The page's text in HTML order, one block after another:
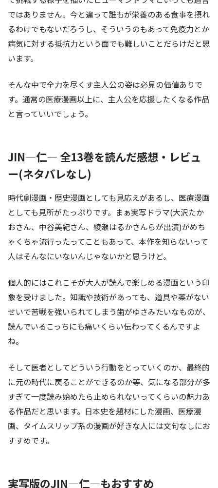
ではありません。今と違って誰もが栄養のある食事を摂れ
るわけでもないだろうし、そういうのもあって免疫力とか
病気に対する抵抗力という面でも難しいことだらけだと思
います。
そんな中で全力を尽くす主人公の姿は必見の価値ありで
す。通常の医療漫画以上に、主人公を応援したくなる作品
と言っていいでしょう。
JIN―仁― 全13巻を読んだ感想・レビュ
ー(ネタバレなし)
時代劇漫画・歴史漫画としても見応えがあるし、医療漫画
としても見所がたっぷりです。まぁ実写ドラマ(大沢たか
おさん、中谷美紀さん、綾瀬はるかさんらが出演)がめち
ゃくちゃ流行ったってこともあって、本作を知らないって
人はそんなにいないんじゃないかと思うけど。
個人的にはこれこそが大人が読んで楽しめる漫画という印
象を受けました。知識や技術があっても、道具や薬がない
せいで苦戦を強いられてしまう歯がゆさみたいなものが、
読んでいるこっちにも痛いくらい伝わってくるんですよ
ね。
そして医者としてどういう行動をとっていくのか、最終的
に元の時代に戻ることができるのか等、気になる部分が多
すぎて一度読み始めたら止められないってくらいの魅力あ
る作品だと思います。日本史を題材にした漫画、医療漫
画、タイムスリップ系の漫画が好きな人には文句なしにお
すすめです。
実写版のJIN―仁―もおすすめ